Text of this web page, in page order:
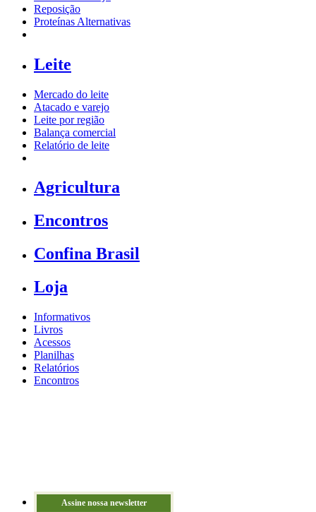
Reposição
Proteínas Alternativas
Leite
Mercado do leite
Atacado e varejo
Leite por região
Balança comercial
Relatório de leite
Agricultura
Encontros
Confina Brasil
Loja
Informativos
Livros
Acessos
Planilhas
Relatórios
Encontros
Assine nossa newsletter